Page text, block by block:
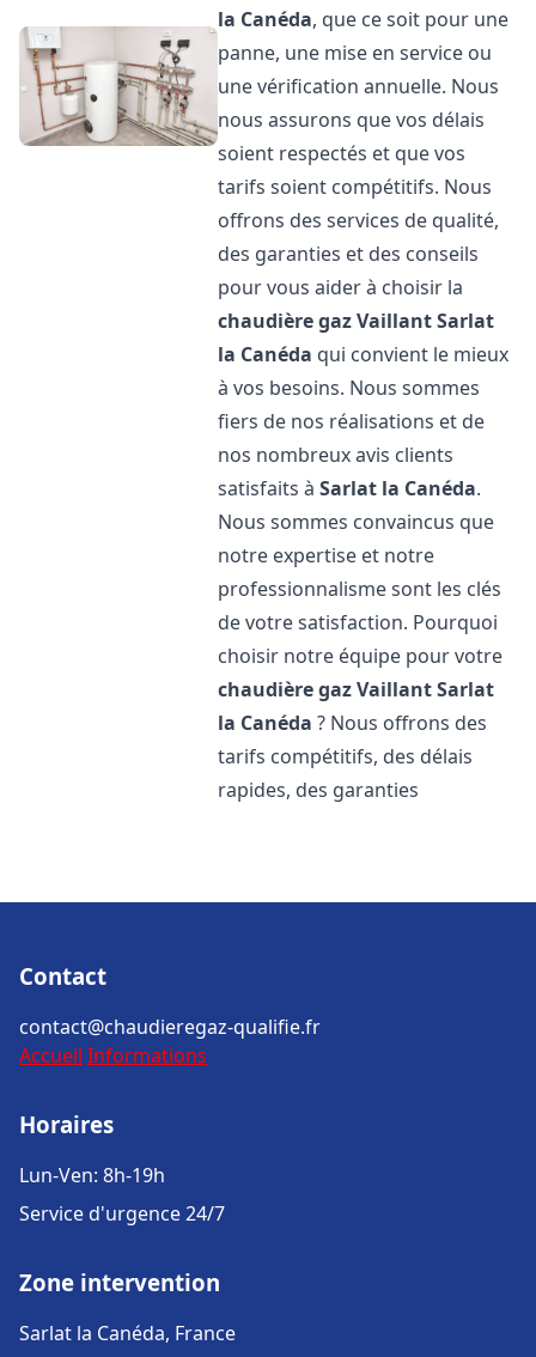
la Canéda, que ce soit pour une
panne, une mise en service ou
une vérification annuelle. Nous
nous assurons que vos délais
soient respectés et que vos
tarifs soient compétitifs. Nous
offrons des services de qualité,
des garanties et des conseils
pour vous aider à choisir la
chaudière gaz VaillantSarlat
la Canéda qui convient le mieux
à vos besoins. Nous sommes
fiers de nos réalisations et de
nos nombreux avis clients
satisfaits àSarlat la Canéda.
Nous sommes convaincus que
notre expertise et notre
professionnalisme sont les clés
de votre satisfaction. Pourquoi
choisir notre équipe pour votre
chaudière gaz VaillantSarlat
la Canéda ? Nous offrons des
tarifs compétitifs, des délais
rapides, des garanties
Contact
contact@chaudieregaz-qualifie.fr
Accueil Informations
Horaires
Lun-Ven: 8h-19h
Service d'urgence 24/7
Zone intervention
Sarlat la Canéda, France